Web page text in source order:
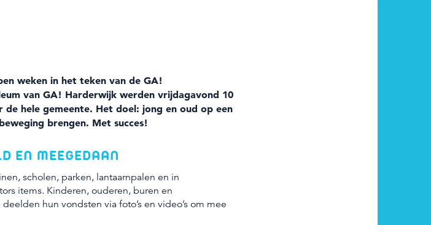
weken in het teken van de GA!
van GA! Harderwijk werden vrijdagavond 10
hele gemeente. Het doel: jong en oud op een
brengen. Met succes!
EN MEEGEDAAN
scholen, parken, lantaarnpalen en in
items. Kinderen, ouderen, buren en
hun vondsten via foto’s en video’s om mee